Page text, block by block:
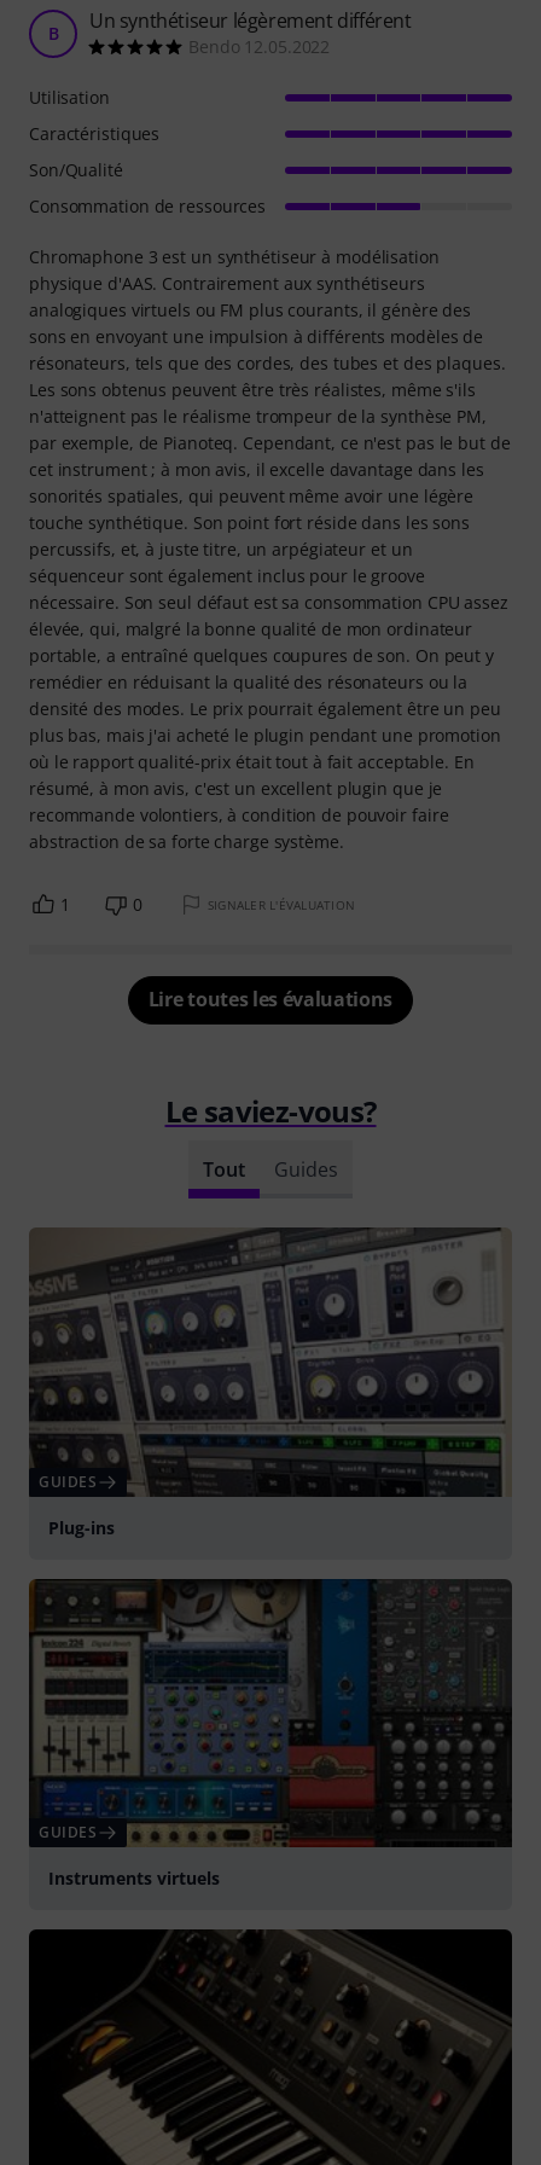
B Un synthétiseur légèrement différent
Bendo 12.05.2022
Chromaphone 3 est un synthétiseur à modélisation
physique d'AAS. Contrairement aux synthétiseurs
analogiques virtuels ou FM plus courants, il génère des
sons en envoyant une impulsion à différents modèles de
résonateurs, tels que des cordes, des tubes et des plaques.
Les sons obtenus peuvent être très réalistes, même s'ils
n'atteignent pas le réalisme trompeur de la synthèse PM,
par exemple, de Pianoteq. Cependant, ce n'est pas le but de
cet instrument ; à mon avis, il excelle davantage dans les
sonorités spatiales, qui peuvent même avoir une légère
touche synthétique. Son point fort réside dans les sons
percussifs, et, à juste titre, un arpégiateur et un
séquenceur sont également inclus pour le groove
nécessaire. Son seul défaut est sa consommation CPU assez
élevée, qui, malgré la bonne qualité de mon ordinateur
portable, a entraîné quelques coupures de son. On peut y
remédier en réduisant la qualité des résonateurs ou la
densité des modes. Le prix pourrait également être un peu
plus bas, mais j'ai acheté le plugin pendant une promotion
où le rapport qualité-prix était tout à fait acceptable. En
résumé, à mon avis, c'est un excellent plugin que je
recommande volontiers, à condition de pouvoir faire
abstraction de sa forte charge système.
Utilisation
Caractéristiques
Son/Qualité
Consommation de ressources
1 0 SIGNALER L'ÉVALUATION
Lire toutes les évaluations
Le saviez-vous?
Tout Guides
GUIDES
Plug-ins
GUIDES
Instruments virtuels